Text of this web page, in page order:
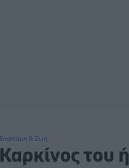
Επιστήμη & Ζωή
Καρκίνος του